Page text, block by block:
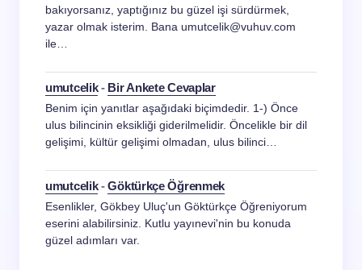
bakıyorsanız, yaptığınız bu güzel işi sürdürmek,
yazar olmak isterim. Bana umutcelik@vuhuv.com
ile…
umutcelik- Bir Ankete Cevaplar
Benim için yanıtlar aşağıdaki biçimdedir. 1-) Önce
ulus bilincinin eksikliği giderilmelidir. Öncelikle bir dil
gelişimi, kültür gelişimi olmadan, ulus bilinci…
umutcelik-Göktürkçe Öğrenmek
Esenlikler, Gökbey Uluç'un Göktürkçe Öğreniyorum
eserini alabilirsiniz. Kutlu yayınevi'nin bu konuda
güzel adımları var.